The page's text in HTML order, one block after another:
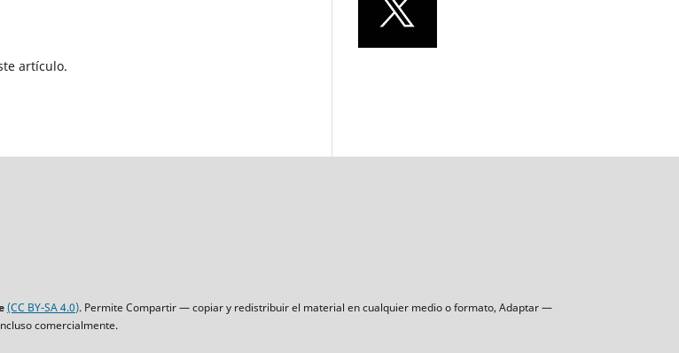
artículo.
(CC BY-SA 4.0). Permite Compartir — copiar y redistribuir el material en cualquier medio o formato, Adaptar —
comercialmente.